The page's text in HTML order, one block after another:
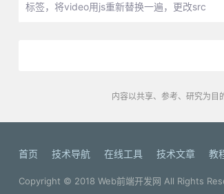
标签，将video用js重新替换一遍，更改src
内容以共享、参考、研究为目
首页 技术导航 在线工具 技术文章 教
Copyright © 2018 Web前端开发网 All Rights